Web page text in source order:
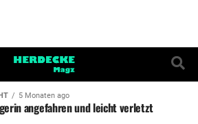
5 Monaten ago
angefahren und leicht verletzt